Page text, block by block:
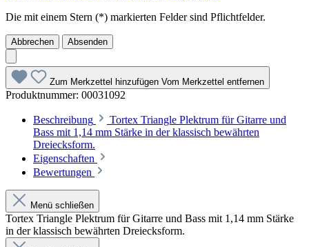
Die mit einem Stern (*) markierten Felder sind Pflichtfelder.
Abbrechen Absenden
Zum Merkzettel hinzufügen Vom Merkzettel entfernen
Produktnummer: 00031092
Beschreibung
Tortex Triangle Plektrum für Gitarre und
Bass mit 1,14 mm Stärke in der klassisch bewährten
Dreiecksform.
Eigenschaften
Bewertungen
Menü schließen
Tortex Triangle Plektrum für Gitarre und Bass mit 1,14 mm Stärke
in der klassisch bewährten Dreiecksform.